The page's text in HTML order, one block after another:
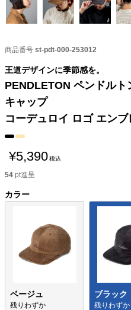
商品番号 st-pdt-000-253012
王道デザインに季節感を。
PENDLETON ペンドルト
キャップ
コーデュロイ ロゴ エン
¥5,390税込
54 pt進呈
カラー
ベージュ
残りわずか
ブラック
残りわずか